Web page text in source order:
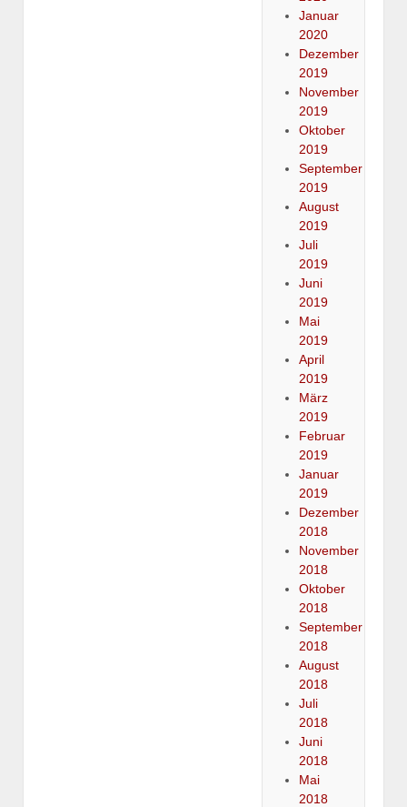
Januar
2020
Dezember
2019
November
2019
Oktober
2019
September
2019
August
2019
Juli
2019
Juni
2019
Mai
2019
April
2019
März
2019
Februar
2019
Januar
2019
Dezember
2018
November
2018
Oktober
2018
September
2018
August
2018
Juli
2018
Juni
2018
Mai
2018